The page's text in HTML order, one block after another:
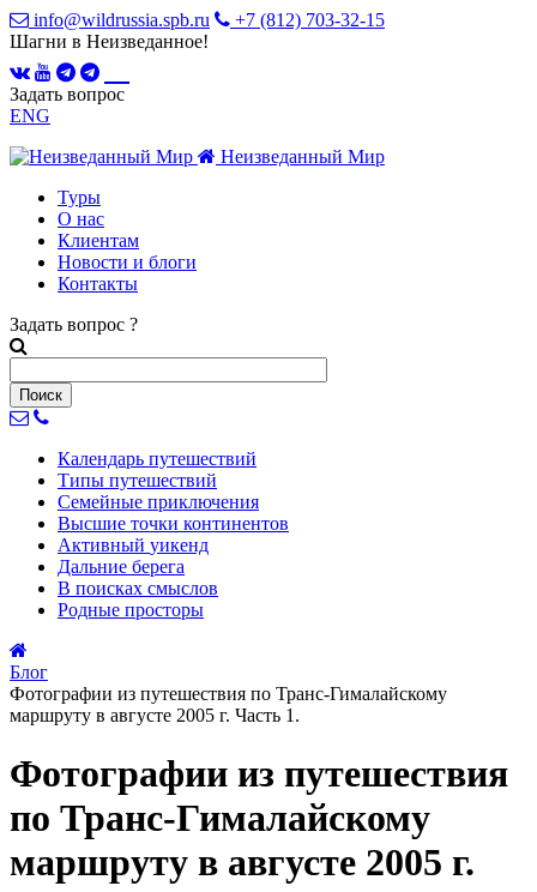
info@wildrussia.spb.ru
+7 (812) 703-32-15
Шагни в Неизведанное!
Задать вопрос
ENG
Неизведанный Мир
Туры
О нас
Клиентам
Новости и блоги
Контакты
Задать вопрос ?
Календарь путешествий
Типы путешествий
Семейные приключения
Высшие точки континентов
Активный уикенд
Дальние берега
В поисках смыслов
Родные просторы
Блог
Фотографии из путешествия по Транс-Гималайскому
маршруту в августе 2005 г. Часть 1.
Фотографии из путешествия
по Транс-Гималайскому
маршруту в августе 2005 г.